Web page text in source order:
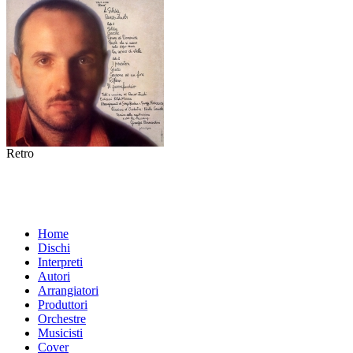
Retro
Home
Dischi
Interpreti
Autori
Arrangiatori
Produttori
Orchestre
Musicisti
Cover